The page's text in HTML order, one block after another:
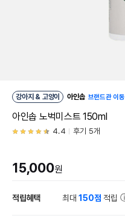
강아지 & 고양이 아인솝 브랜드관 이동
아인솝 노벅미스트 150ml
4.4 후기 5개
15,000원
적립혜택 최대150점 적립